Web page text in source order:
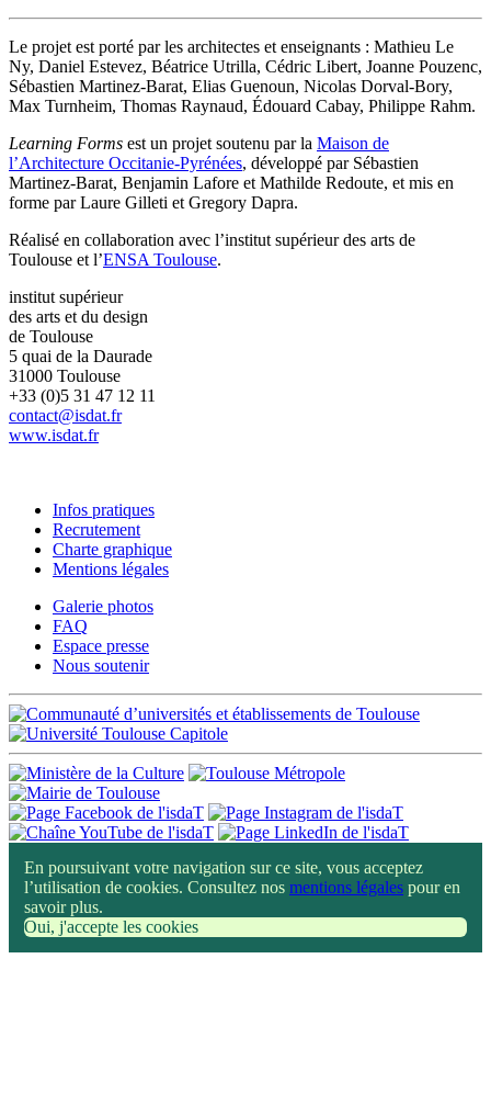
Le projet est porté par les architectes et enseignants : Mathieu Le
Ny, Daniel Estevez, Béatrice Utrilla, Cédric Libert, Joanne Pouzenc,
Sébastien Martinez-Barat, Elias Guenoun, Nicolas Dorval-Bory,
Max Turnheim, Thomas Raynaud, Édouard Cabay, Philippe Rahm.
Learning Forms est un projet soutenu par la Maison de
l’Architecture Occitanie-Pyrénées, développé par Sébastien
Martinez-Barat, Benjamin Lafore et Mathilde Redoute, et mis en
forme par Laure Gilleti et Gregory Dapra.
Réalisé en collaboration avec l’institut supérieur des arts de
Toulouse et l’ENSA Toulouse.
institut supérieur
des arts et du design
de Toulouse
5 quai de la Daurade
31000 Toulouse
+33 (0)5 31 47 12 11
contact@isdat.fr
www.isdat.fr
Infos pratiques
Recrutement
Charte graphique
Mentions légales
Galerie photos
FAQ
Espace presse
Nous soutenir
En poursuivant votre navigation sur ce site, vous acceptez
l’utilisation de cookies. Consultez nos mentions légales pour en
savoir plus.
Oui, j'accepte les cookies